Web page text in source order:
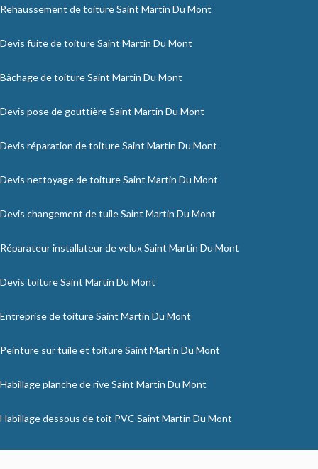
Rehaussement de toiture Saint Martin Du Mont
Devis fuite de toiture Saint Martin Du Mont
Bâchage de toiture Saint Martin Du Mont
Devis pose de gouttière Saint Martin Du Mont
Devis réparation de toiture Saint Martin Du Mont
Devis nettoyage de toiture Saint Martin Du Mont
Devis changement de tuile Saint Martin Du Mont
Réparateur installateur de velux Saint Martin Du Mont
Devis toiture Saint Martin Du Mont
Entreprise de toiture Saint Martin Du Mont
Peinture sur tuile et toiture Saint Martin Du Mont
Habillage planche de rive Saint Martin Du Mont
Habillage dessous de toit PVC Saint Martin Du Mont